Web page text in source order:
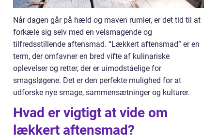
Når dagen går på hæld og maven rumler, er det tid til at
forkæle sig selv med en velsmagende og
tilfredsstillende aftensmad. “Lækkert aftensmad” er en
term, der omfavner en bred vifte af kulinariske
oplevelser og retter, der er uimodståelige for
smagsløgene. Det er den perfekte mulighed for at
udforske nye smage, sammensætninger og kulturer.
Hvad er vigtigt at vide om
lækkert aftensmad?